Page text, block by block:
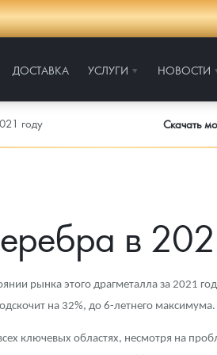
ДОСТАВКА УСЛУГИ НОВОСТИ
году Скачать
в
рынка этого драгметалла за 2021
на 32%, до 6-летнего максимума.
ключевых областях, несмотря на